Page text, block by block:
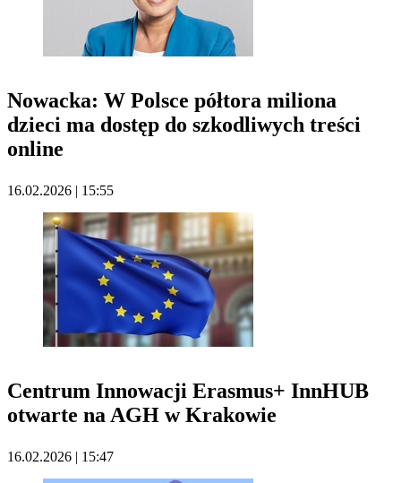
Nowacka: W Polsce półtora miliona
dzieci ma dostęp do szkodliwych treści
online
16.02.2026 | 15:55
Centrum Innowacji Erasmus+ InnHUB
otwarte na AGH w Krakowie
16.02.2026 | 15:47